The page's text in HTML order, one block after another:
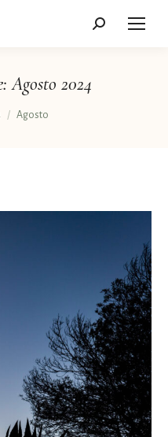
Cerca:
Agosto 2024
Agosto